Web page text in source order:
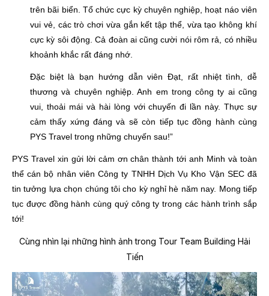
trên bãi biển. Tổ chức cực kỳ chuyên nghiệp, hoạt náo viên
vui vẻ, các trò chơi vừa gắn kết tập thể, vừa tạo không khí
cực kỳ sôi động. Cả đoàn ai cũng cười nói rôm rả, có nhiều
khoảnh khắc rất đáng nhớ.
Đặc biệt là bạn hướng dẫn viên Đạt, rất nhiệt tình, dễ
thương và chuyên nghiệp. Anh em trong công ty ai cũng
vui, thoải mái và hài lòng với chuyến đi lần này. Thực sự
cảm thấy xứng đáng và sẽ còn tiếp tục đồng hành cùng
PYS Travel trong những chuyến sau!”
PYS Travel xin gửi lời cảm ơn chân thành tới anh Minh và toàn
thể cán bộ nhân viên Công ty TNHH Dịch Vụ Kho Vận SEC đã
tin tưởng lựa chọn chúng tôi cho kỳ nghỉ hè năm nay. Mong tiếp
tục được đồng hành cùng quý công ty trong các hành trình sắp
tới!
Cùng nhìn lại những hình ảnh trong Tour Team Building Hải
Tiến